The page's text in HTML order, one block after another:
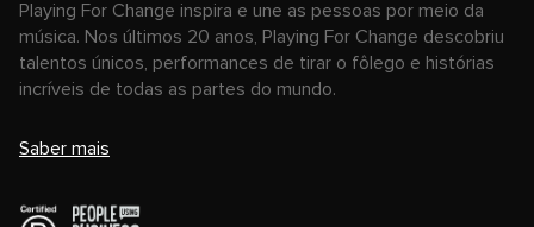
Playing For Change inspira e une as pessoas por meio da
música. Nos últimos 20 anos, Playing For Change descobriu
talentos únicos, performances de tirar o fôlego e histórias
incríveis de todas as partes do mundo.
Saber mais